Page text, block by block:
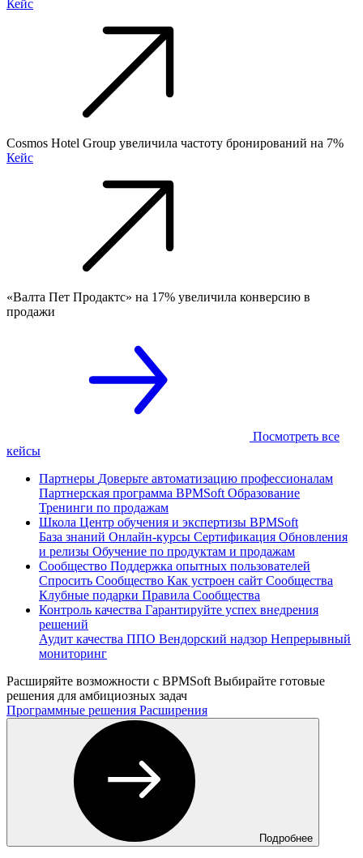
Кейс
Cosmos Hotel Group увеличила частоту бронирований на 7%
Кейс
«Валта Пет Продактс» на 17% увеличила конверсию в
продажи
Посмотреть все
кейсы
Партнеры Доверьте автоматизацию профессионалам
Партнерская программа BPMSoft Образование
Тренинги по продажам
Школа Центр обучения и экспертизы BPMSoft
База знаний Онлайн-курсы Сертификация Обновления
и релизы Обучение по продуктам и продажам
Сообщество Поддержка опытных пользователей
Спросить Сообщество Как устроен сайт Сообщества
Клубные подарки Правила Сообщества
Контроль качества Гарантируйте успех внедрения
решений
Аудит качества ППО Вендорский надзор Непрерывный
мониторинг
Расширяйте возможности с BPMSoft Выбирайте готовые
решения для амбициозных задач
Программные решения Расширения
Подробнее